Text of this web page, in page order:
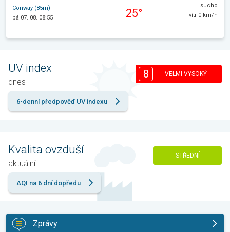
Conway (85m)
pá 07. 08. 08:55
25°
sucho
vítr 0 km/h
UV index
dnes
8 VELMI VYSOKÝ
6-denní předpověď UV indexu
Kvalita ovzduší
aktuální
STŘEDNÍ
AQI na 6 dní dopředu
Zprávy